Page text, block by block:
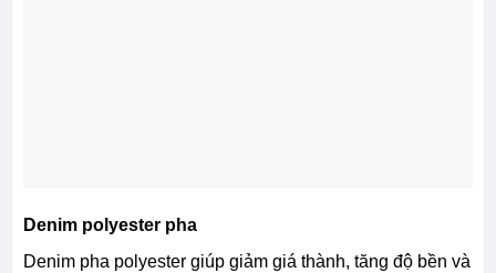
Denim polyester pha
Denim pha polyester giúp giảm giá thành, tăng độ bền và